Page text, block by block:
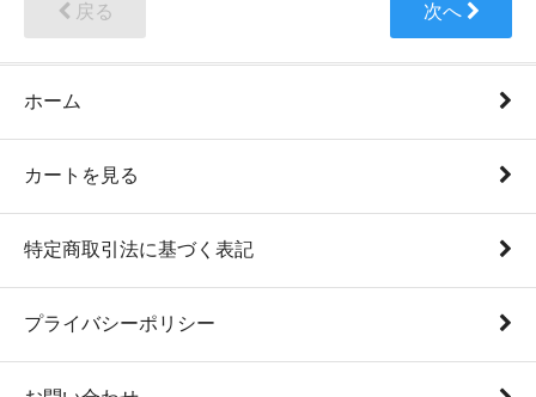
戻る 次へ
ホーム
カートを見る
特定商取引法に基づく表記
プライバシーポリシー